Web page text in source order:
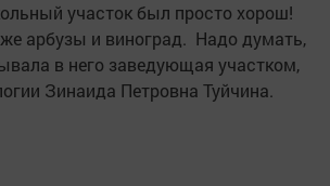
участок был просто хорош!
арбузы и виноград. Надо думать,
в него заведующая участком,
Зинаида Петровна Туйчина.